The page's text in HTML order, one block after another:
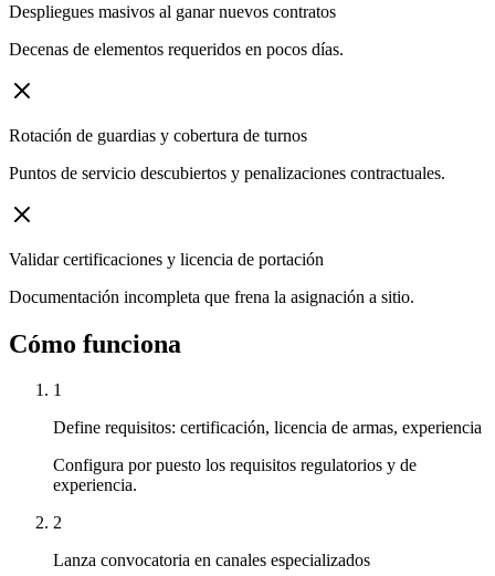
Despliegues masivos al ganar nuevos contratos
Decenas de elementos requeridos en pocos días.
Rotación de guardias y cobertura de turnos
Puntos de servicio descubiertos y penalizaciones contractuales.
Validar certificaciones y licencia de portación
Documentación incompleta que frena la asignación a sitio.
Cómo funciona
1
Define requisitos: certificación, licencia de armas, experiencia
Configura por puesto los requisitos regulatorios y de
experiencia.
2
Lanza convocatoria en canales especializados